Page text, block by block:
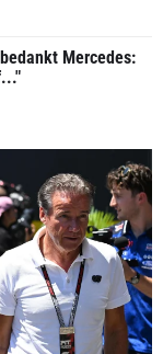
Mercedes: